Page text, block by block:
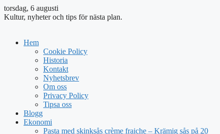
torsdag, 6 augusti
Kultur, nyheter och tips för nästa plan.
Hem
Cookie Policy
Historia
Kontakt
Nyhetsbrev
Om oss
Privacy Policy
Tipsa oss
Blogg
Ekonomi
Pasta med skinksås crème fraiche – Krämig sås på 20